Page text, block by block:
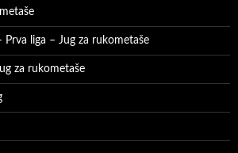
Prva liga – Jug za rukometaše
za rukometaše